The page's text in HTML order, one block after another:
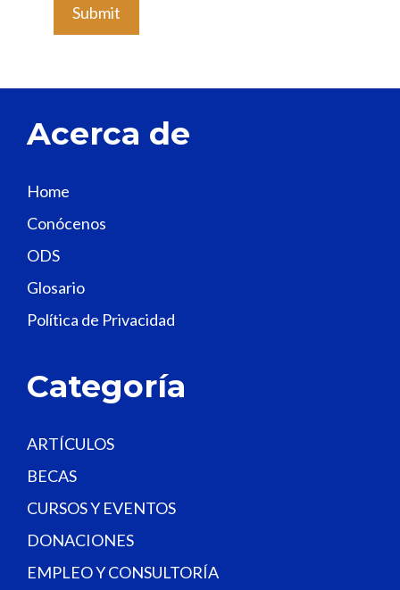
a
h
f
i
e
d
b
n
.
Acerca de
Home
Conócenos
ODS
Glosario
Política de Privacidad
Categoría
ARTÍCULOS
BECAS
CURSOS Y EVENTOS
DONACIONES
EMPLEO Y CONSULTORÍA